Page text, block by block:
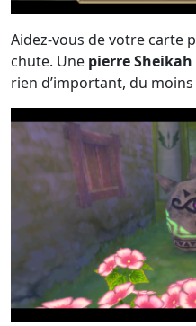
Aidez-vous de votre carte
chute. Une pierre Sheikah
rien d’important, du